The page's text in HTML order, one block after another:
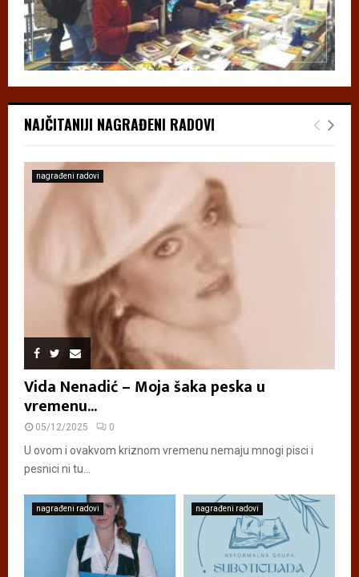
NAJČITANIJI NAGRAĐENI RADOVI
nagrađeni radovi
Vida Nenadić – Moja šaka peska u
vremenu...
05/12/2025 0
U ovom i ovakvom kriznom vremenu nemaju mnogi pisci i
pesnici ni tu...
nagrađeni radovi nagrađeni radovi